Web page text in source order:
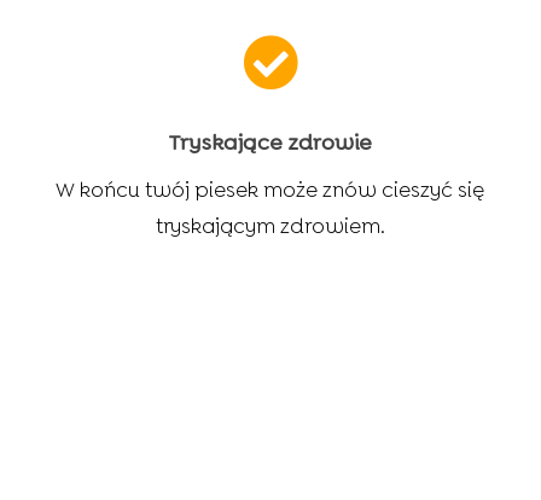

Tryskające zdrowie
W końcu twój piesek może znów cieszyć się
tryskającym zdrowiem.